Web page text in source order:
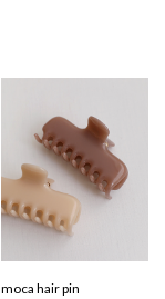
moca hair pin